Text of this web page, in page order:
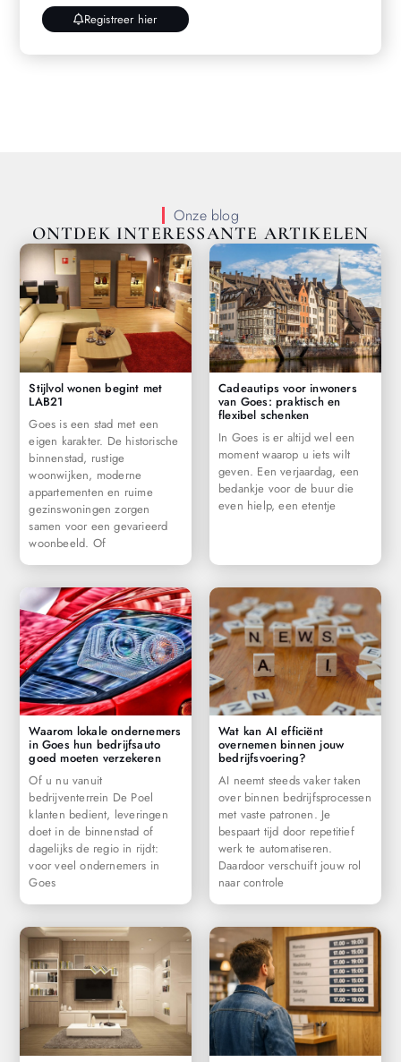
Registreer hier
Onze blog
ONTDEK INTERESSANTE ARTIKELEN
Stijlvol wonen begint met
LAB21
Goes is een stad met een
eigen karakter. De historische
binnenstad, rustige
woonwijken, moderne
appartementen en ruime
gezinswoningen zorgen
samen voor een gevarieerd
woonbeeld. Of
Cadeautips voor inwoners
van Goes: praktisch en
flexibel schenken
In Goes is er altijd wel een
moment waarop u iets wilt
geven. Een verjaardag, een
bedankje voor de buur die
even hielp, een etentje
Waarom lokale ondernemers
in Goes hun bedrijfsauto
goed moeten verzekeren
Of u nu vanuit
bedrijventerrein De Poel
klanten bedient, leveringen
doet in de binnenstad of
dagelijks de regio in rijdt:
voor veel ondernemers in
Goes
Wat kan AI efficiënt
overnemen binnen jouw
bedrijfsvoering?
AI neemt steeds vaker taken
over binnen bedrijfsprocessen
met vaste patronen. Je
bespaart tijd door repetitief
werk te automatiseren.
Daardoor verschuift jouw rol
naar controle